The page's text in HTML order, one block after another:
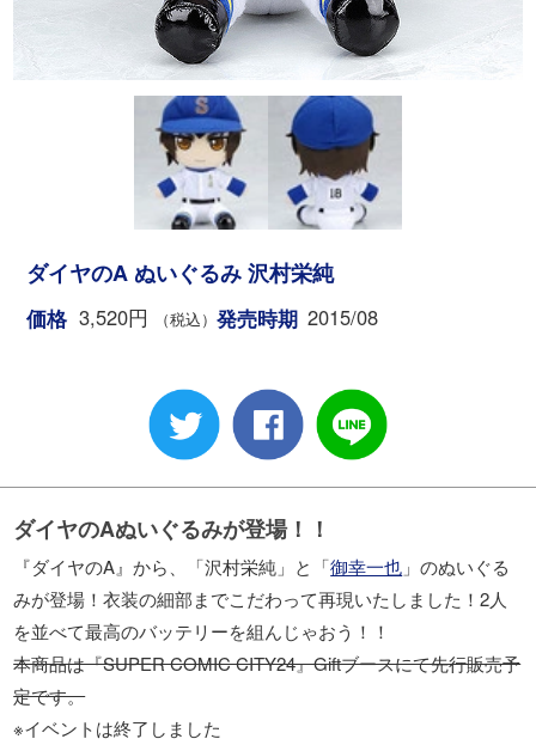
ダイヤのA ぬいぐるみ 沢村栄純
価格 3,520円 （税込） 発売時期 2015/08
ダイヤのAぬいぐるみが登場！！
『ダイヤのA』から、「沢村栄純」と「御幸一也 」のぬいぐる
みが登場！衣装の細部までこだわって再現いたしました！2人
を並べて最高のバッテリーを組んじゃおう！！
本商品は『SUPER COMIC CITY24』Giftブースにて先行販売予
定です。
※イベントは終了しました